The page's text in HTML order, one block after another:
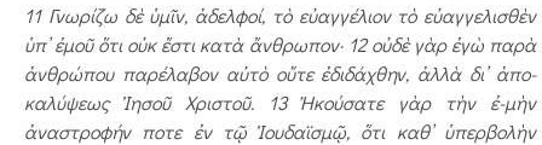
11 Γνωρίζω δὲ ὑμῖν, ἀδελ­φοί, τὸ εὐαγγέλιον τὸ εὐαγ­γελισθὲν
ὑπ’ ἐμοῦ ὅτι οὐκ ἔστι κατὰ ἄνθρωπον· 12 οὐδὲ γὰρ ἐγὼ παρὰ
ἀνθρώπου παρέλαβον αὐ­τὸ οὔτε ἐδιδάχθην, ἀλλὰ δι’ ἀπο­
καλύψεως Ἰησοῦ Χρι­στοῦ. 13 Ἠκούσατε γὰρ τὴν ἐ­-μὴν
ἀναστροφήν ποτε ἐν τῷ Ἰουδαϊσμῷ, ὅτι καθ’ ὑπερ­βολὴν